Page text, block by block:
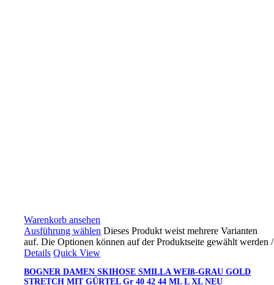
Warenkorb ansehen
Ausführung wählen Dieses Produkt weist mehrere Varianten
auf. Die Optionen können auf der Produktseite gewählt werden/
Details Quick View
BOGNER DAMEN SKIHOSE SMILLA WEIß-GRAU GOLD
STRETCH MIT GÜRTEL Gr 40 42 44 ML L XL NEU